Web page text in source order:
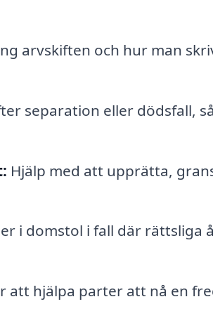
arvskiften och hur man
separation eller dödsfall,
Hjälp med att upprätta,
i domstol i fall där rättsliga
att hjälpa parter att nå en